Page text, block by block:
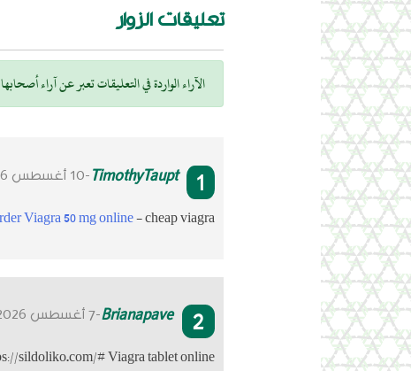
تعليقات الزوار
الآراء الواردة في التعليقات تعبر عن آراء
1
TimothyTaupt-10 أغسطس 2026
Viagra 50 mg online- cheap viagra
2
Brianapave-7 أغسطس 2026
sildoliko.com/# Viagra tablet online